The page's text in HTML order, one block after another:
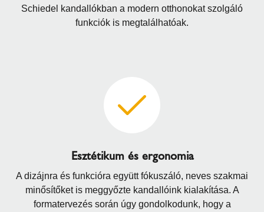
Schiedel kandallókban a modern otthonokat szolgáló
funkciók is megtalálhatóak.
Esztétikum és ergonomia
A dizájnra és funkcióra együtt fókuszáló, neves szakmai
minősítőket is meggyőzte kandallóink kialakítása. A
formatervezés során úgy gondolkodunk, hogy a